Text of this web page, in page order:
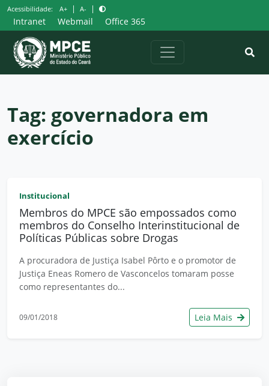
Pular
para
o
conteúdo
Acessibilidade: A+ | A- |
Intranet Webmail Office 365
Tag: governadora em
exercício
Institucional
Membros do MPCE são empossados como
membros do Conselho Interinstitucional de
Políticas Públicas sobre Drogas
A procuradora de Justiça Isabel Pôrto e o promotor de
Justiça Eneas Romero de Vasconcelos tomaram posse
como representantes do...
09/01/2018 Leia Mais